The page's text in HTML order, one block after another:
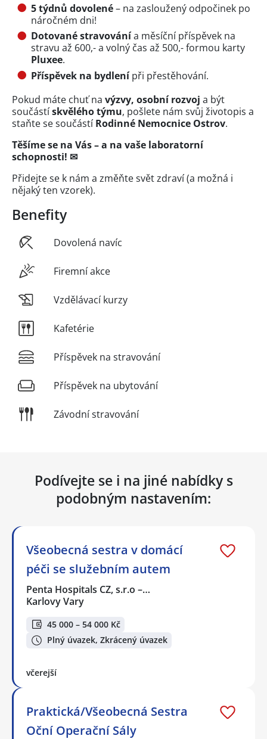
5 týdnů dovolené– na zasloužený odpočinek po
náročném dni!
Dotované stravovánía měsíční příspěvek na
stravu až 600,- a volný čas až 500,- formou karty
Pluxee.
Příspěvek na bydlenípři přestěhování.
Pokud máte chuť na výzvy, osobní rozvoj a být
součástískvělého týmu, pošlete nám svůj životopis a
staňte se součástíRodinné Nemocnice Ostrov.
Těšíme se na Vás – a na vaše laboratorní
schopnosti! ✉
Přidejte se k nám a změňte svět zdraví (a možná i
nějaký ten vzorek).
Benefity
Dovolená navíc
Firemní akce
Vzdělávací kurzy
Kafetérie
Příspěvek na stravování
Příspěvek na ubytování
Závodní stravování
Podívejte se i na jiné nabídky s
podobným nastavením:
Všeobecná sestra v domácí
péči se služebním autem
Penta Hospitals CZ, s.r.o –…
Karlovy Vary
45 000 – 54 000 Kč
Plný úvazek, Zkrácený úvazek
včerejší
Praktická/Všeobecná Sestra
Oční Operační Sály